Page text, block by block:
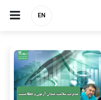
EN